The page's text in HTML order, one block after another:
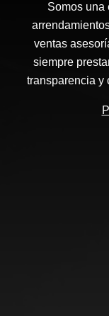
Somos una
ventas
siempre
transparencia y